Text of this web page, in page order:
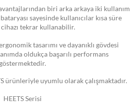
biri arka arkaya iki kullanım
sayesinde kullanıcılar kısa süre
tekrar kullanabilir.
tasarımı ve dayanıklı gövdesi
oldukça başarılı performans
göstermektedir.
ürünleriyle uyumlu olarak çalışmaktadır.
HEETS Serisi